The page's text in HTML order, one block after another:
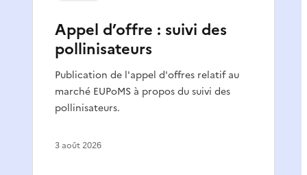
Appel d’offre : suivi des
pollinisateurs
Publication de l'appel d'offres relatif au
marché EUPoMS à propos du suivi des
pollinisateurs.
3 août 2026